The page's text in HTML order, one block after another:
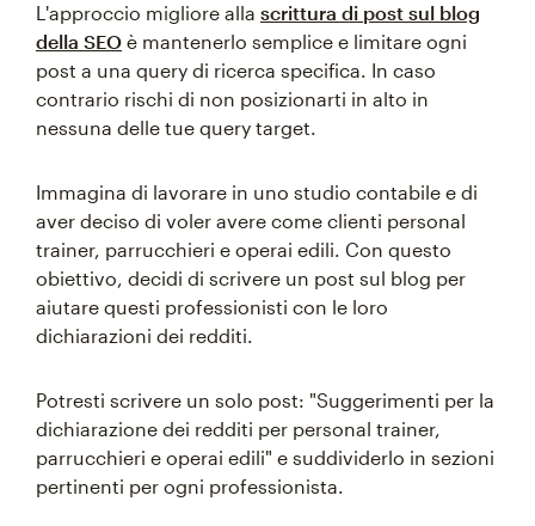
L'approccio migliore alla scrittura di post sul blog
della SEO è mantenerlo semplice e limitare ogni
post a una query di ricerca specifica. In caso
contrario rischi di non posizionarti in alto in
nessuna delle tue query target.
Immagina di lavorare in uno studio contabile e di
aver deciso di voler avere come clienti personal
trainer, parrucchieri e operai edili. Con questo
obiettivo, decidi di scrivere un post sul blog per
aiutare questi professionisti con le loro
dichiarazioni dei redditi.
Potresti scrivere un solo post: "Suggerimenti per la
dichiarazione dei redditi per personal trainer,
parrucchieri e operai edili" e suddividerlo in sezioni
pertinenti per ogni professionista.